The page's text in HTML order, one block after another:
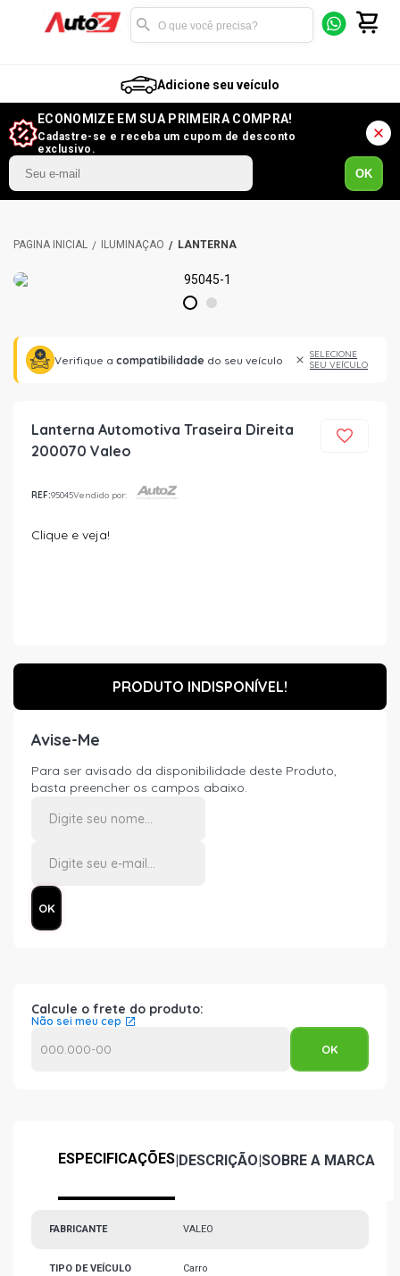
Adicione seu veículo
ECONOMIZE EM SUA PRIMEIRA COMPRA!
Cadastre-se e receba um cupom de desconto
exclusivo.
OK
ILUMINAÇÃO LANTERNA
1 2
Verifique a compatibilidade do seu veículo
SELECIONE
SEU VEÍCULO
Lanterna Automotiva Traseira Direita
200070 Valeo
REF:95045Vendido por:
Clique e veja!
PRODUTO INDISPONÍVEL!
Avise-Me
Para ser avisado da disponibilidade deste Produto,
basta preencher os campos abaixo.
Calcule o frete do produto:
Não sei meu cep
ESPECIFICAÇÕES|DESCRIÇÃO|SOBRE A MARCA
FABRICANTE VALEO
TIPO DE VEÍCULO Carro